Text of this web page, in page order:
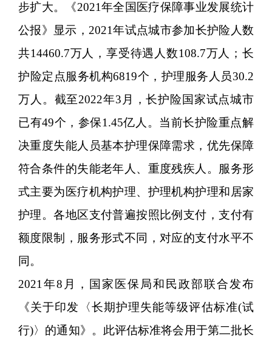
步扩大。《2021年全国医疗保障事业发展统计
公报》显示，2021年试点城市参加长护险人数
共14460.7万人，享受待遇人数108.7万人；长
护险定点服务机构6819个，护理服务人员30.2
万人。截至2022年3月，长护险国家试点城市
已有49个，参保1.45亿人。当前长护险重点解
决重度失能人员基本护理保障需求，优先保障
符合条件的失能老年人、重度残疾人。服务形
式主要为医疗机构护理、护理机构护理和居家
护理。各地区支付普遍按照比例支付，支付有
额度限制，服务形式不同，对应的支付水平不
同。
2021年8月，国家医保局和民政部联合发布
《关于印发〈长期护理失能等级评估标准(试
行)〉的通知》。此评估标准将会用于第二批长